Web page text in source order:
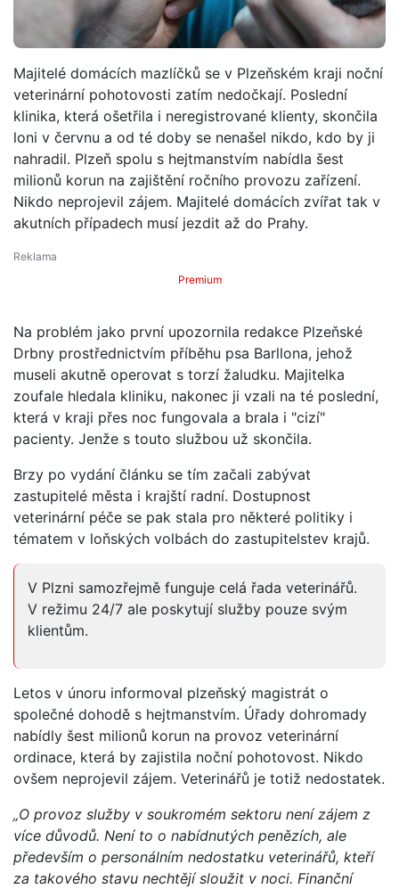
Majitelé domácích mazlíčků se v Plzeňském kraji noční
veterinární pohotovosti zatím nedočkají. Poslední
klinika, která ošetřila i neregistrované klienty, skončila
loni v červnu a od té doby se nenašel nikdo, kdo by ji
nahradil. Plzeň spolu s hejtmanstvím nabídla šest
milionů korun na zajištění ročního provozu zařízení.
Nikdo neprojevil zájem. Majitelé domácích zvířat tak v
akutních případech musí jezdit až do Prahy.
Premium
Na problém jako první upozornila redakce Plzeňské
Drbny prostřednictvím příběhu psa Barllona, jehož
museli akutně operovat s torzí žaludku. Majitelka
zoufale hledala kliniku, nakonec ji vzali na té poslední,
která v kraji přes noc fungovala a brala i "cizí"
pacienty. Jenže s touto službou už skončila.
Brzy po vydání článku se tím začali zabývat
zastupitelé města i krajští radní. Dostupnost
veterinární péče se pak stala pro některé politiky i
tématem v loňských volbách do zastupitelstev krajů.
V Plzni samozřejmě funguje celá řada veterinářů.
V režimu 24/7 ale poskytují služby pouze svým
klientům.
Letos v únoru informoval plzeňský magistrát o
společné dohodě s hejtmanstvím. Úřady dohromady
nabídly šest milionů korun na provoz veterinární
ordinace, která by zajistila noční pohotovost. Nikdo
ovšem neprojevil zájem. Veterinářů je totiž nedostatek.
„O provoz služby v soukromém sektoru není zájem z
více důvodů. Není to o nabídnutých penězích, ale
především o personálním nedostatku veterinářů, kteří
za takového stavu nechtějí sloužit v noci. Finanční